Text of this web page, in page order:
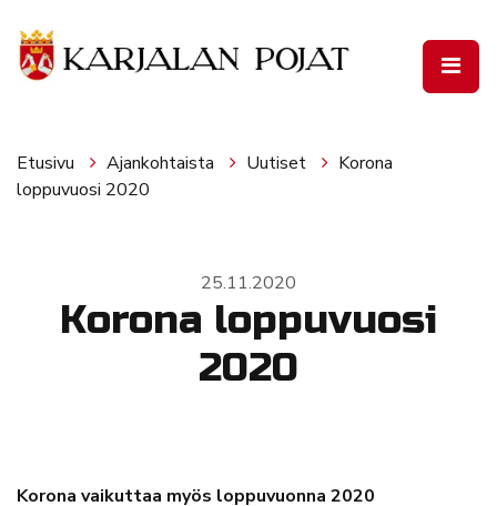
Etusivu Ajankohtaista Uutiset
Korona
loppuvuosi 2020
25.11.2020
Korona loppuvuosi
2020
Korona vaikuttaa myös loppuvuonna 2020